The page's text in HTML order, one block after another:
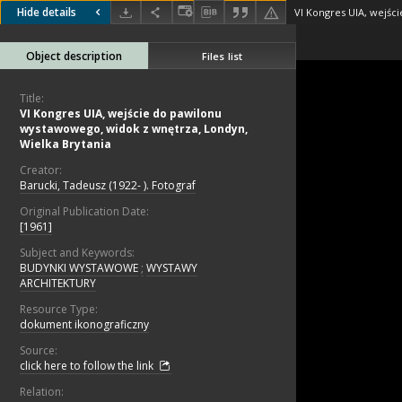
Hide details
Object description Files list
Title:
VI Kongres UIA, wejście do pawilonu
wystawowego, widok z wnętrza, Londyn,
Wielka Brytania
Creator:
Barucki, Tadeusz (1922- ). Fotograf
Original Publication Date:
[1961]
Subject and Keywords:
BUDYNKI WYSTAWOWE ; WYSTAWY
ARCHITEKTURY
Resource Type:
dokument ikonograficzny
Source:
click here to follow the link
Relation: